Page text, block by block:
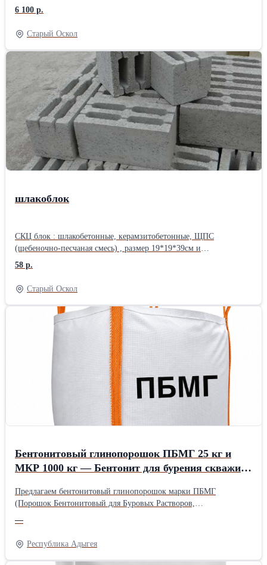
цементная смесь. Авто доставка от 1куба.
6 100 р.
Старый Оскол
шлакоблок
СКЦ блок : шлакобетонные, керамзитобетонные, ЩПС
(щебеночно-песчаная смесь) , размер 19*19*39см и
перегородочный 12*9*39 или 9*19*39см. Фасовка разная на
поддоне, уточняйте по телефону. Авто доставка и выгрузка есть.
Звоните и быстро доставим!
58 р.
Старый Оскол
Бентонитовый глинопорошок ПБМГ 25 кг и
МКР 1000 кг — Бентонит для бурения скважин
Предлагаем бентонитовый глинопорошок марки ПБМГ
(Порошок Бентонитовый для Буровых Растворов,
модифицированной высококачественной глины с российских
месторождений. Рекомендуется для использования в качестве
структурообразователя буровых растворов при бурении скважин
всех типов, а также как связующее при изготовлении
—
Республика Адыгея